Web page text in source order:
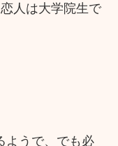
人は大学院生で
ようで、でも必